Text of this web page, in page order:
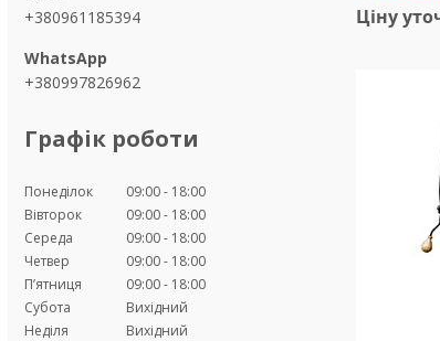
+380961185394
+380997826962
Графік роботи
Понеділок 09:00
18:00
Вівторок
09:00
18:00
Середа
09:00
18:00
Четвер
09:00
18:00
Пʼятниця
09:00
18:00
Субота
Вихідний
Неділя
Вихідний
Ціну